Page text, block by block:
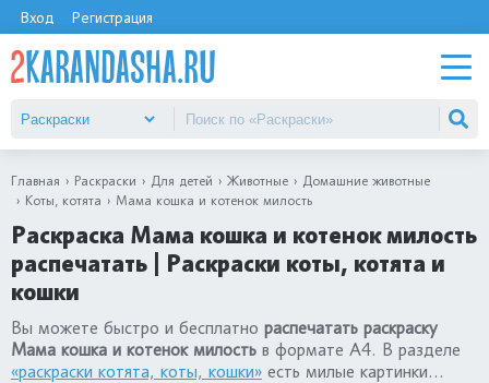
Вход Регистрация
Главная Раскраски Для детей Животные
Домашние животные
Коты, котята
Мама кошка и котенок милость
Раскраска Мама кошка и котенок милость
распечатать | Раскраски коты, котята и
кошки
Вы можете быстро и бесплатно распечатать раскраску
Мама кошка и котенок милость в формате А4. В разделе
«раскраски котята, коты, кошки» есть милые картинки